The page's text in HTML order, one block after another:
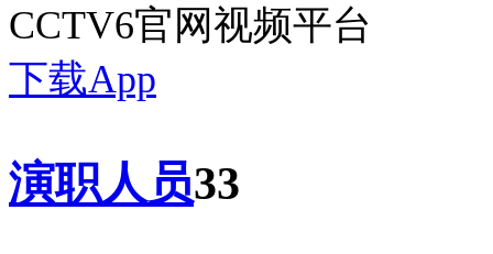
CCTV6官网视频平台
下载App
演职人员33